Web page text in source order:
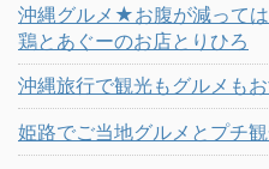
沖縄グルメ★お腹が減って
鶏とあぐーのお店とりひろ
沖縄旅行で観光もグルメも
姫路でご当地グルメとプチ